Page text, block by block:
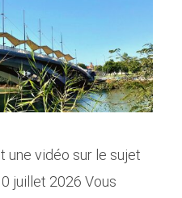
une vidéo sur le sujet
juillet 2026 Vous